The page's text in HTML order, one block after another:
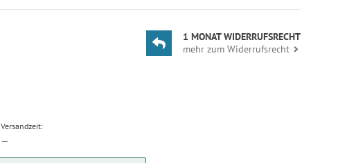
Versandzeit:
—
1 MONAT WIDERRUFSRECHT
mehr zum Widerrufsrecht